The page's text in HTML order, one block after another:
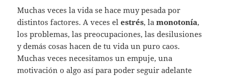
Muchas veces la vida se hace muy pesada por
distintos factores. A veces elestrés, lamonotonía,
los problemas, las preocupaciones, las desilusiones
y demás cosas hacen de tu vida un puro caos.
Muchas veces necesitamos un empuje, una
motivación o algo así para poder seguir adelante